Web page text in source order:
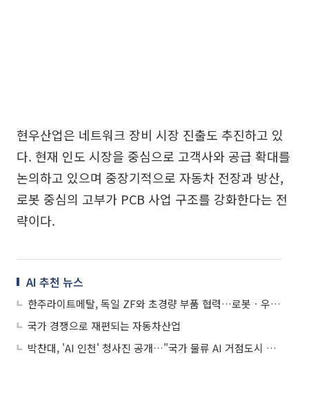
현우산업은 네트워크 장비 시장 진출도 추진하고 있
다. 현재 인도 시장을 중심으로 고객사와 공급 확대를
논의하고 있으며 중장기적으로 자동차 전장과 방산,
로봇 중심의 고부가 PCB 사업 구조를 강화한다는 전
략이다.
AI 추천 뉴스
한주라이트메탈, 독일 ZF와 초경량 부품 협력…로봇ㆍ우주항공까지 적용 영역 확대
국가 경쟁으로 재편되는 자동차산업
박찬대, 'AI 인천' 청사진 공개…"국가 물류 AI 거점도시 전환"